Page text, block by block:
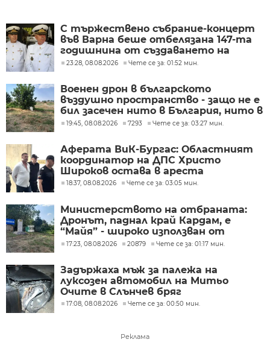
С тържествено събрание-концерт
във Варна беше отбелязана 147-та
годишнина от създаването на
Военноморските сили
23:28, 08.08.2026 Чете се за: 01:52 мин.
Военен дрон в българското
въздушно пространство - защо не е
бил засечен нито в България, нито в
Румъния?
19:45, 08.08.2026 7293 Чете се за: 03:27 мин.
Аферата ВиК-Бургас: Областният
координатор на ДПС Христо
Широков остава в ареста
18:37, 08.08.2026 Чете се за: 03:05 мин.
Министерството на отбраната:
Дронът, паднал край Кардам, е
“Майя” - широко използван от
украинската армия
17:23, 08.08.2026 20879 Чете се за: 01:17 мин.
Задържаха мъж за палежа на
луксозен автомобил на Митьо
Очите в Слънчев бряг
17:08, 08.08.2026 Чете се за: 00:50 мин.
Реклама